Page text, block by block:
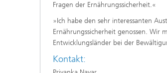
Fragen der Ernährungssicherheit.«
»Ich habe den sehr interessanten
Ernährungssicherheit genossen. Wir
Entwicklungsländer bei der
Kontakt: